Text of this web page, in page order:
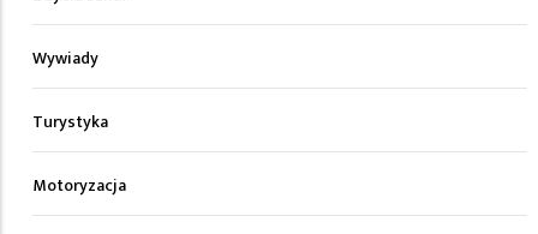
Wywiady
Turystyka
Motoryzacja